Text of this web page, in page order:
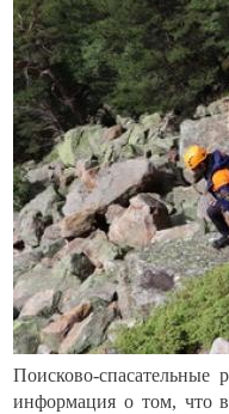
Поисково-
информация о том, что